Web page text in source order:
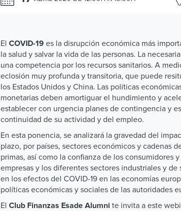
El COVID-19 es la disrupción económica más
la salud y salvar la vida de las personas. La
una competencia por los recursos sanitarios. A
eclosión muy profunda y transitoria, que puede
los Estados Unidos y China. Las políticas
monetarias deben amortiguar el hundimiento y
establecer con urgencia planes de contingencia y
continuidad de su actividad y del empleo.
En esta ponencia, se analizará la gravedad del
plazo, por países, sectores económicos y cadenas
primas, así como la confianza de los consumidores
empresas y los diferentes sectores industriales y
en los efectos del COVID-19 en las economías
políticas económicas y sociales de las autoridades
El Club Finanzas Esade Alumni te invita a este